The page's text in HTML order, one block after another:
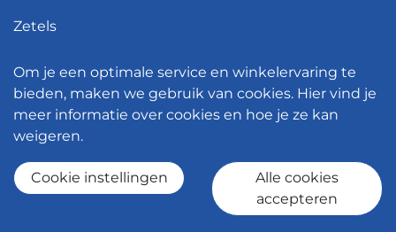
Zetels
Hanglampen
Bureaustoelen
© 2026 - Meubelen Jonckheere -
Om je een optimale service en winkelervaring te
bieden, maken we gebruik van cookies. Hier vind je
meer informatie over cookies en hoe je ze kan
weigeren.
Cookie instellingen
Alle cookies
accepteren